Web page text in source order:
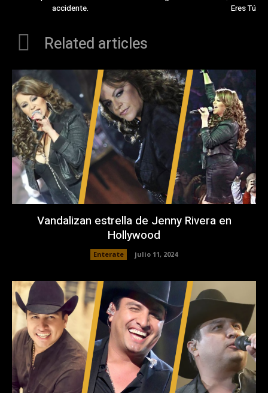
accidente.
Eres Tú
Related articles
Vandalizan estrella de Jenny Rivera en
Hollywood
Enterate julio 11, 2024